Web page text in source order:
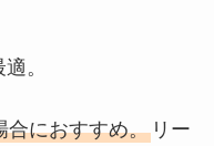
。
合におすすめ。リー